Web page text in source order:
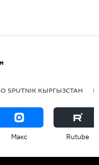
SPUTNIK КЫРГЫЗСТАН
Макс Rutube